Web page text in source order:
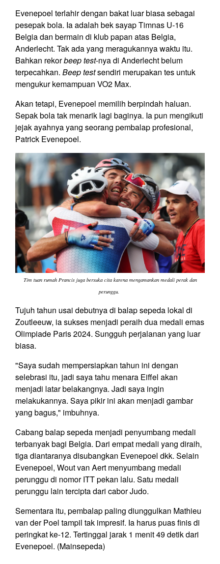
Evenepoel terlahir dengan bakat luar biasa sebagai
pesepak bola. Ia adalah bek sayap Timnas U-16
Belgia dan bermain di klub papan atas Belgia,
Anderlecht. Tak ada yang meragukannya waktu itu.
Bahkan rekorbeep test-nya di Anderlecht belum
terpecahkan. Beep testsendiri merupakan tes untuk
mengukur kemampuan VO2 Max.
Akan tetapi, Evenepoel memilih berpindah haluan.
Sepak bola tak menarik lagi baginya. Ia pun mengikuti
jejak ayahnya yang seorang pembalap profesional,
Patrick Evenepoel.
Tim tuan rumah Prancis juga bersuka cita karena mengamankan medali perak dan
perunggu.
Tujuh tahun usai debutnya di balap sepeda lokal di
Zoutleeuw, ia sukses menjadi peraih dua medali emas
Olimpiade Paris 2024. Sungguh perjalanan yang luar
biasa.
"Saya sudah mempersiapkan tahun ini dengan
selebrasi itu, jadi saya tahu menara Eiffel akan
menjadi latar belakangnya. Jadi saya ingin
melakukannya. Saya pikir ini akan menjadi gambar
yang bagus," imbuhnya.
Cabang balap sepeda menjadi penyumbang medali
terbanyak bagi Belgia. Dari empat medali yang diraih,
tiga diantaranya disubangkan Evenepoel dkk. Selain
Evenepoel, Wout van Aert menyumbang medali
perunggu di nomor ITT pekan lalu. Satu medali
perunggu lain tercipta dari cabor Judo.
Sementara itu, pembalap paling diunggulkan Mathieu
van der Poel tampil tak impresif. Ia harus puas finis di
peringkat ke-12. Tertinggal jarak 1 menit 49 detik dari
Evenepoel. (Mainsepeda)